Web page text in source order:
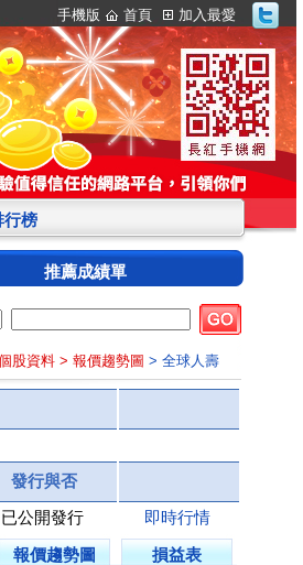
手機版 首頁 加入最愛
行榜
推薦成績單
股資料 > 報價趨勢圖 > 全球人壽
發行與否
已公開發行 即時行情
報價趨勢圖 損益表